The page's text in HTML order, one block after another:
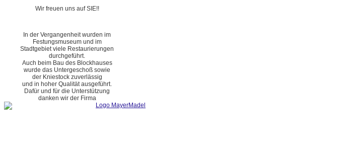
Wir freuen uns auf SIE!!
In der Vergangenheit wurden im
Festungsmuseum und im
Stadtgebiet viele Restaurierungen
durchgeführt.
Auch beim Bau des Blockhauses
wurde das Untergeschoß sowie
der Kniestock zuverlässig
und in hoher Qualität ausgeführt.
Dafür und für die Unterstützung
danken wir der Firma